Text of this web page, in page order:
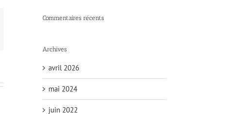
Commentaires récents
Archives
avril 2026
mai 2024
juin 2022